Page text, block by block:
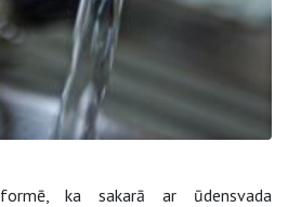
ka sakarā ar ūdensvada